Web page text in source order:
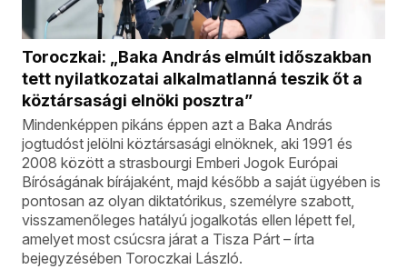
Toroczkai: „Baka András elmúlt időszakban
tett nyilatkozatai alkalmatlanná teszik őt a
köztársasági elnöki posztra”
Mindenképpen pikáns éppen azt a Baka András
jogtudóst jelölni köztársasági elnöknek, aki 1991 és
2008 között a strasbourgi Emberi Jogok Európai
Bíróságának bírájaként, majd később a saját ügyében is
pontosan az olyan diktatórikus, személyre szabott,
visszamenőleges hatályú jogalkotás ellen lépett fel,
amelyet most csúcsra járat a Tisza Párt – írta
bejegyzésében Toroczkai László.